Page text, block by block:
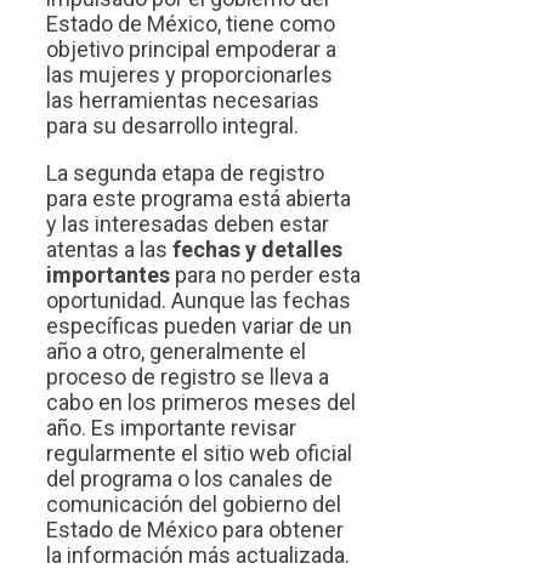
Estado de México, tiene como
objetivo principal empoderar a
las mujeres y proporcionarles
las herramientas necesarias
para su desarrollo integral.
La segunda etapa de registro
para este programa está abierta
y las interesadas deben estar
atentas a las fechas y detalles
importantes para no perder esta
oportunidad. Aunque las fechas
específicas pueden variar de un
año a otro, generalmente el
proceso de registro se lleva a
cabo en los primeros meses del
año. Es importante revisar
regularmente el sitio web oficial
del programa o los canales de
comunicación del gobierno del
Estado de México para obtener
la información más actualizada.